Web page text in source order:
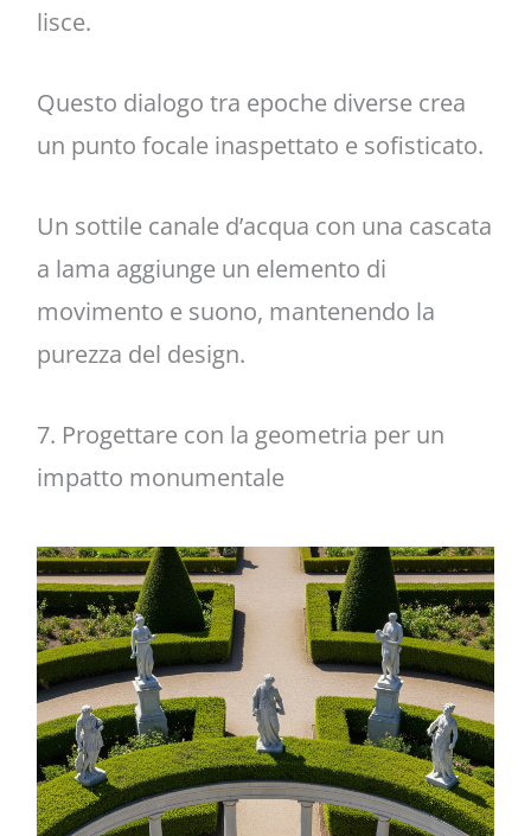
lisce.
Questo dialogo tra epoche diverse crea
un punto focale inaspettato e sofisticato.
Un sottile canale d’acqua con una cascata
a lama aggiunge un elemento di
movimento e suono, mantenendo la
purezza del design.
7. Progettare con la geometria per un
impatto monumentale